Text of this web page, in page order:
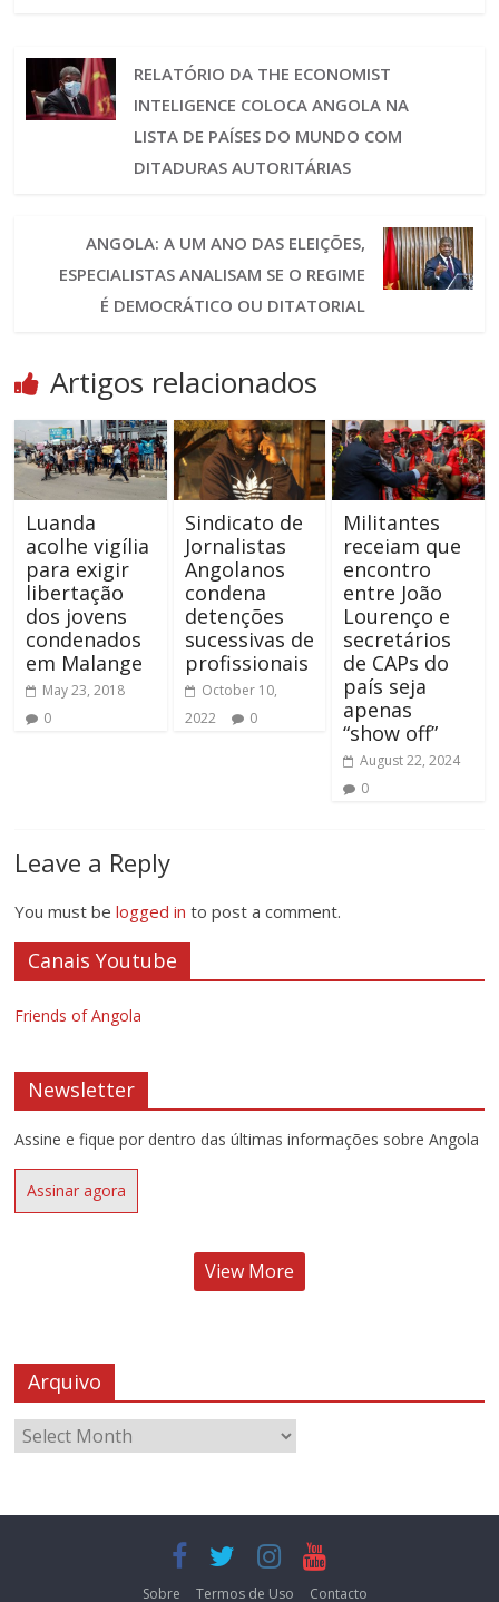
RELATÓRIO DA THE ECONOMIST
INTELIGENCE COLOCA ANGOLA NA
LISTA DE PAÍSES DO MUNDO COM
DITADURAS AUTORITÁRIAS
ANGOLA: A UM ANO DAS ELEIÇÕES,
ESPECIALISTAS ANALISAM SE O REGIME
É DEMOCRÁTICO OU DITATORIAL
Artigos relacionados
Luanda
acolhe vigília
para exigir
libertação
dos jovens
condenados
em Malange
May 23, 2018
0
Sindicato de
Jornalistas
Angolanos
condena
detenções
sucessivas de
profissionais
October 10,
2022
0
Militantes
receiam que
encontro
entre João
Lourenço e
secretários
de CAPs do
país seja
apenas
“show off”
August 22, 2024
0
Leave a Reply
You must belogged in to post a comment.
Canais Youtube
Friends of Angola
Newsletter
Assine e fique por dentro das últimas informações sobre Angola
Assinar agora
View More
Arquivo
Sobre Termos de Uso Contacto